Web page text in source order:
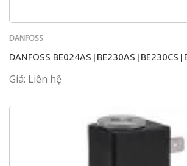
DANFOSS
DANFOSS
Giá: Liên hệ